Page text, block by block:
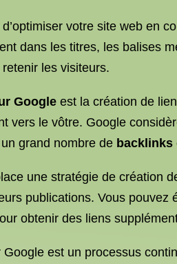
votre site web en
dans les titres, les balises
les visiteurs.
Google est la création de
vers le vôtre. Google
grand nombre de backlinks
une stratégie de création
publications. Vous
obtenir des liens
est un processus